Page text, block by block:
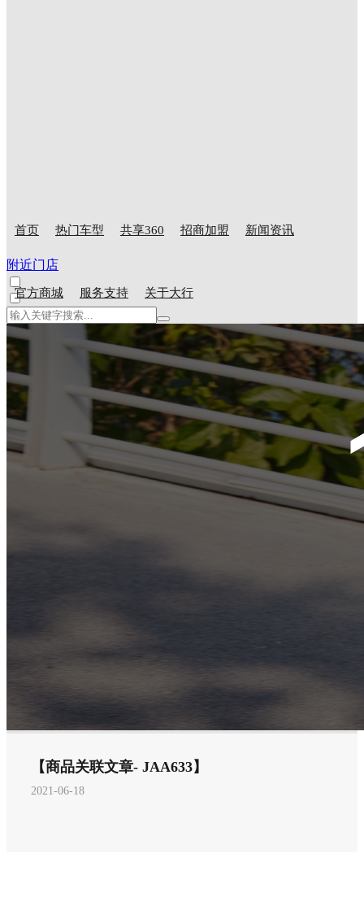
首页 热门车型 共享360 招商加盟 新闻资讯
官方商城 服务支持 关于大行
附近门店
【商品关联文章- JAA633】
2021-06-18